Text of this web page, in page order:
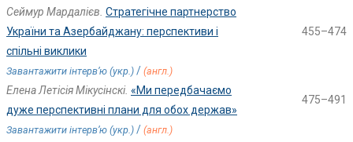
Сеймур Мардалієв. Стратегічне партнерство
України та Азербайджану: перспективи і
спільні виклики
455–474
Завантажити інтерв’ю (укр.) / (англ.)
Елена Летісія Мікусінскі. «Ми передбачаємо
дуже перспективні плани для обох держав»
475–491
Завантажити інтерв’ю (укр.) / (англ.)